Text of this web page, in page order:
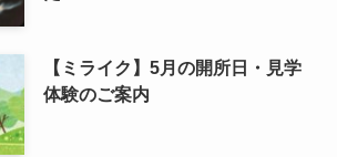
【ミライク】5月の開所日・見学
体験のご案内